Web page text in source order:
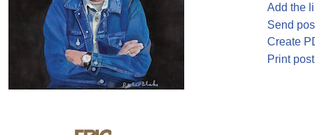
Add the
Send
Create
Print post